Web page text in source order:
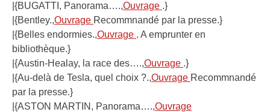
|{BUGATTI, Panorama….,Ouvrage .}
|{Bentley.,Ouvrage Recommnandé par la presse.}
|{Belles endormies.,Ouvrage . A emprunter en
bibliothèque.}
|{Austin-Healay, la race des….,Ouvrage .}
|{Au-delà de Tesla, quel choix ?.,Ouvrage Recommnandé
par la presse.}
|{ASTON MARTIN, Panorama….,Ouvrage